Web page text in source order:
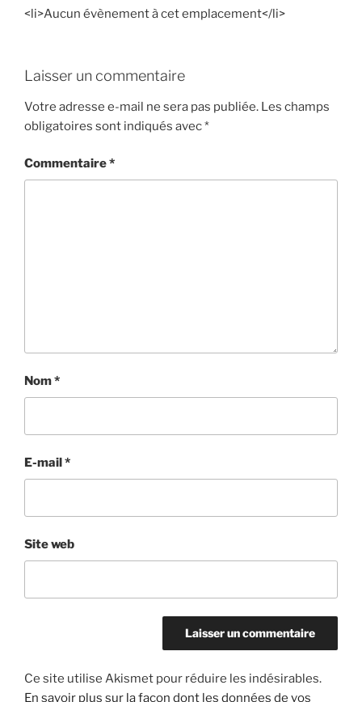
<li>Aucun évènement à cet emplacement</li>
Laisser un commentaire
Votre adresse e-mail ne sera pas publiée. Les champs
obligatoires sont indiqués avec*
Commentaire*
Nom*
E-mail*
Site web
Ce site utilise Akismet pour réduire les indésirables.
En savoir plus sur la façon dont les données de vos